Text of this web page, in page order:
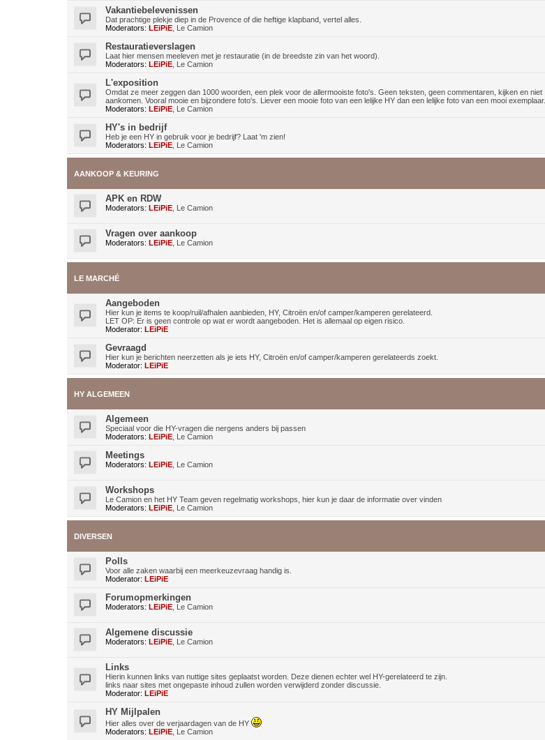
Vakantiebelevenissen
Dat prachtige plekje diep in de Provence of die heftige klapband, vertel alles.
Moderators: LEiPiE Le Camion
Restauratieverslagen
Laat hier mensen meeleven met je restauratie (in de breedste zin van het woord).
Moderators: LEiPiE Le Camion
L'exposition
Omdat ze meer zeggen dan 1000 woorden, een plek voor de allermooiste foto's. Geen teksten, geen commentaren, kijken en niet
aankomen. Vooral mooie en bijzondere foto's. Liever een mooie foto van een lelijke HY dan een lelijke foto van een mooi exemplaar.
Moderators: LEiPiE Le Camion
HY's in bedrijf
Heb je een HY in gebruik voor je bedrijf? Laat 'm zien!
Moderators: LEiPiE Le Camion
AANKOOP & KEURING
APK en RDW
Moderators: LEiPiE Le Camion
Vragen over aankoop
Moderators: LEiPiE Le Camion
LE MARCHÉ
Aangeboden
Hier kun je items te koop/ruil/afhalen aanbieden, HY, Citroën en/of camper/kamperen gerelateerd.
LET OP: Er is geen controle op wat er wordt aangeboden. Het is allemaal op eigen risico.
Moderator: LEiPiE
Gevraagd
Hier kun je berichten neerzetten als je iets HY, Citroën en/of camper/kamperen gerelateerds zoekt.
Moderator: LEiPiE
HY ALGEMEEN
Algemeen
Speciaal voor die HY-vragen die nergens anders bij passen
Moderators: LEiPiE Le Camion
Meetings
Moderators: LEiPiE Le Camion
Workshops
Le Camion en het HY Team geven regelmatig workshops, hier kun je daar de informatie over vinden
Moderators: LEiPiE Le Camion
DIVERSEN
Polls
Voor alle zaken waarbij een meerkeuzevraag handig is.
Moderator: LEiPiE
Forumopmerkingen
Moderators: LEiPiE Le Camion
Algemene discussie
Moderators: LEiPiE Le Camion
Links
Hierin kunnen links van nuttige sites geplaatst worden. Deze dienen echter wel HY-gerelateerd te zijn.
links naar sites met ongepaste inhoud zullen worden verwijderd zonder discussie.
Moderator: LEiPiE
HY Mijlpalen
Hier alles over de verjaardagen van de HY
Moderators: LEiPiE Le Camion